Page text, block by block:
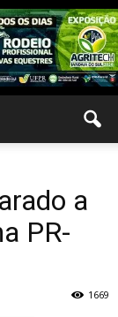
a
PR-
1669